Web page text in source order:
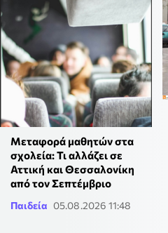
Μεταφορά μαθητών στα
σχολεία: Τι αλλάζει σε
Αττική και Θεσσαλονίκη
από τον Σεπτέμβριο
Παιδεία 05.08.2026 11:48